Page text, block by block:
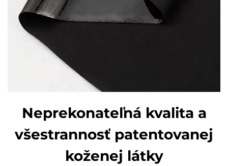
Neprekonateľná kvalita a
všestrannosť patentovanej
koženej látky